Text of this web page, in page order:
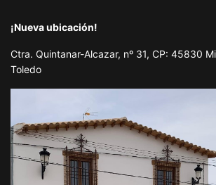
¡Nueva ubicación!
Ctra. Quintanar-Alcazar, nº 31, CP: 45830
Toledo